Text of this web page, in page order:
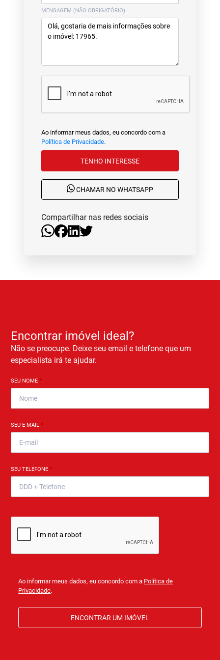
MENSAGEM (NÃO OBRIGATÓRIO)
Ao informar meus dados, eu concordo com a
Política de Privacidade.
TENHO INTERESSE
CHAMAR NO WHATSAPP
Compartilhar nas redes sociais
Encontrar imóvel ideal?
Não se preocupe. Deixe seu email e telefone que um
especialista irá te ajudar.
SEU NOME *
SEU E-MAIL *
SEU TELEFONE *
Ao informar meus dados, eu concordo com a Política de
Privacidade.
ENCONTRAR UM IMÓVEL